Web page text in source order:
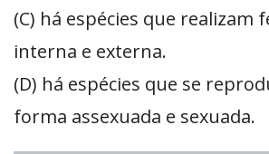
(C) há espécies que realizam
interna e externa.
(D) há espécies que se
forma assexuada e sexuada.